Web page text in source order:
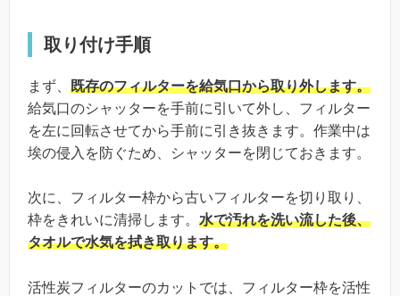
取り付け手順
まず、 既存のフィルターを給気口から取り外します。
給気口のシャッターを手前に引いて外し、フィルター
を左に回転させてから手前に引き抜きます。作業中は
埃の侵入を防ぐため、シャッターを閉じておきます。
次に、フィルター枠から古いフィルターを切り取り、
枠をきれいに清掃します。 水で汚れを洗い流した後、
タオルで水気を拭き取ります。
活性炭フィルターのカットでは、フィルター枠を活性